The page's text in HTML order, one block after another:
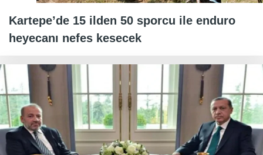
Kartepe’de 15 ilden 50 sporcu ile enduro
heyecanı nefes kesecek